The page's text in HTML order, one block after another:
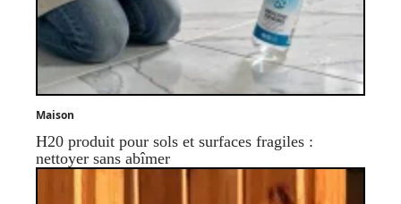
Maison
H20 produit pour sols et surfaces fragiles :
nettoyer sans abîmer